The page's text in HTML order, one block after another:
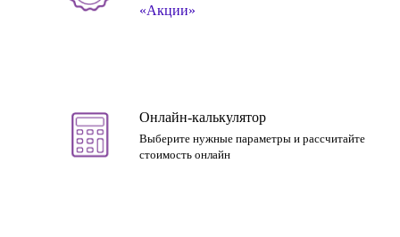
«Акции»
Онлайн-калькулятор
Выберите нужные параметры и рассчитайте
стоимость онлайн